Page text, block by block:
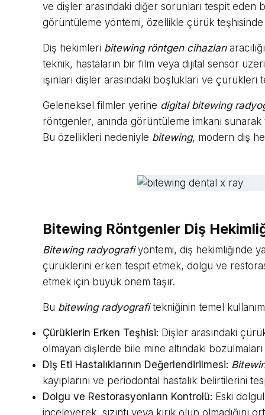
ve dişler arasındaki diğer sorunları tespit eden
görüntüleme yöntemi, özellikle çürük teşhisinde
Diş hekimleri bitewing röntgen cihazları
teknik, hastaların bir film veya dijital sensör
ışınları dişler arasındaki boşlukları ve
Geleneksel filmler yerine digital bitewing
röntgenler, anında görüntüleme imkanı
Bu özellikleri nedeniyle bitewing, modern diş
Bitewing Röntgenler Diş
Bitewing radyografiyöntemi, diş hekimliğinde
çürüklerini erken tespit etmek, dolgu ve
etmek için büyük önem taşır.
Bu bitewing radyografitekniğinin temel
Çürüklerin Erken Teşhisi: Dişler arasındaki
olmayan dişlerde bile mine altındaki
Diş Eti Hastalıklarının Değerlendirilmesi:
kayıplarını ve periodontal hastalık belirtilerini
Dolgu ve Restorasyonların Kontrolü: Eski